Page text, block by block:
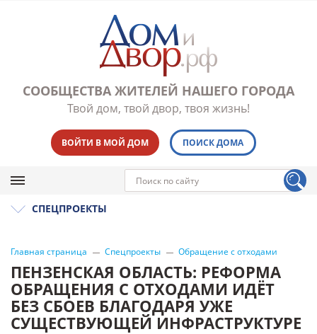
СООБЩЕСТВА ЖИТЕЛЕЙ НАШЕГО ГОРОДА
Твой дом, твой двор, твоя жизнь!
ВОЙТИ В МОЙ ДОМ ПОИСК ДОМА
СПЕЦПРОЕКТЫ
Главная страница Спецпроекты Обращение с отходами
ПЕНЗЕНСКАЯ ОБЛАСТЬ: РЕФОРМА
ОБРАЩЕНИЯ С ОТХОДАМИ ИДЁТ
БЕЗ СБОЕВ БЛАГОДАРЯ УЖЕ
СУЩЕСТВУЮЩЕЙ ИНФРАСТРУКТУРЕ